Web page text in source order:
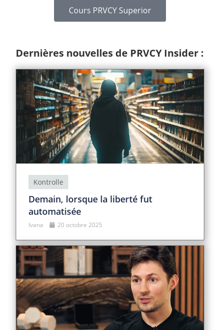
Cours PRVCY Superior
Dernières nouvelles de PRVCY Insider :
Kontrolle
Demain, lorsque la liberté fut
automatisée
Ivana 20 octobre 2025